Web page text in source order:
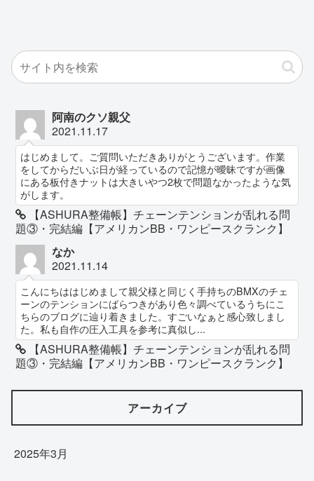
阿南のクソ親父
2021.11.17
はじめまして。ご質問いただきありがとうございます。作業
をしてからだいぶ日が経っているので記憶が曖昧ですが画像
にある板付きナットは大きいやつ2枚で問題なかったような気
がします。
【ASHURA整備帳】チェーンテンションが乱れる問
題③・完結編【アメリカンBB・ワンピースクランク】
なか
2021.11.14
こんにちははじめまして親父様と同じく手持ちのBMXのチェ
ーンのテンションにばらつきがあり色々調べているうちにこ
ちらのブログに辿り着きました。すごいなぁと感心致しまし
た。私も自作の圧入工具を参考に真似し...
【ASHURA整備帳】チェーンテンションが乱れる問
題③・完結編【アメリカンBB・ワンピースクランク】
アーカイブ
2025年3月